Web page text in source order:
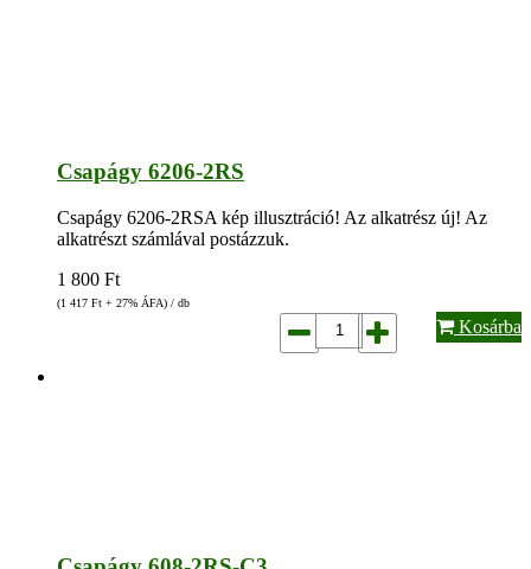
Csapágy 6206-2RS
Csapágy 6206-2RSA kép illusztráció! Az alkatrész új! Az
alkatrészt számlával postázzuk.
1 800 Ft
(1 417 Ft + 27% ÁFA) / db
Kosárba